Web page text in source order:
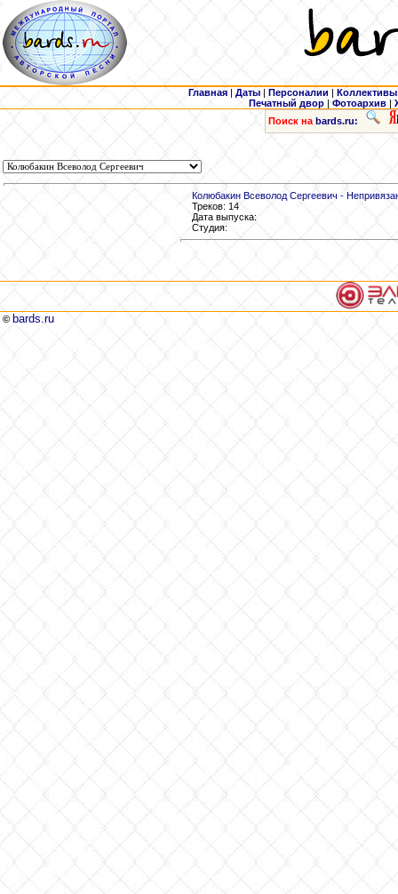
Главная | Даты | Персоналии | Коллективы
Печатный двор |Фотоархив |
Поиск на bards.ru:
Колюбакин Всеволод Сергеевич -
Треков: 14
Дата выпуска:
Студия:
© bards.ru